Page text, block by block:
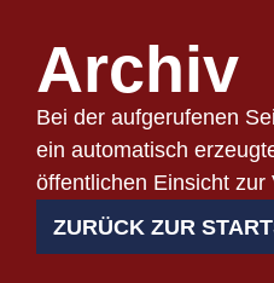
Archiv
Bei der aufgerufenen
ein automatisch
öffentlichen Einsicht zur
ZURÜCK ZUR